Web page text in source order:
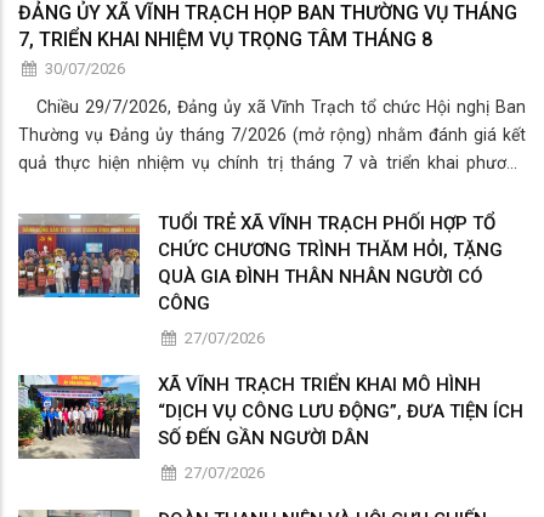
ĐẢNG ỦY XÃ VĨNH TRẠCH HỌP BAN THƯỜNG VỤ THÁNG
7, TRIỂN KHAI NHIỆM VỤ TRỌNG TÂM THÁNG 8
30/07/2026
Chiều 29/7/2026, Đảng ủy xã Vĩnh Trạch tổ chức Hội nghị Ban
Thường vụ Đảng ủy tháng 7/2026 (mở rộng) nhằm đánh giá kết
quả thực hiện nhiệm vụ chính trị tháng 7 và triển khai phương
TUỔI TRẺ XÃ VĨNH TRẠCH PHỐI HỢP TỔ
CHỨC CHƯƠNG TRÌNH THĂM HỎI, TẶNG
QUÀ GIA ĐÌNH THÂN NHÂN NGƯỜI CÓ
CÔNG
27/07/2026
XÃ VĨNH TRẠCH TRIỂN KHAI MÔ HÌNH
“DỊCH VỤ CÔNG LƯU ĐỘNG”, ĐƯA TIỆN ÍCH
SỐ ĐẾN GẦN NGƯỜI DÂN
27/07/2026